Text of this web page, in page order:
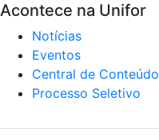
Acontece na Unifor
Notícias
Eventos
Central de Conteúdo
Processo Seletivo